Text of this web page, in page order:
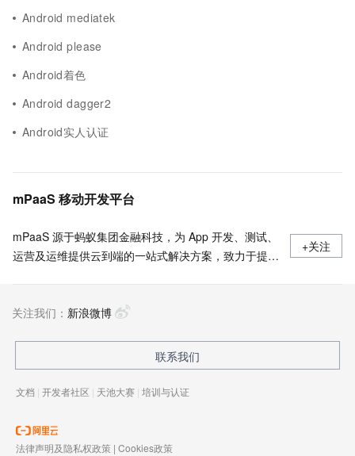
Android mediatek
Android please
Android着色
Android dagger2
Android实人认证
mPaaS 移动开发平台
mPaaS 源于蚂蚁集团金融科技，为 App 开发、测试、
运营及运维提供云到端的一站式解决方案，致力于提供
https://www.aliyun.com/product/mobilepaas/mpaas
+关注
关注我们： 新浪微博
联系我们
文档 | 开发者社区 | 天池大赛 | 培训与认证
法律声明及隐私权政策 | Cookies政策